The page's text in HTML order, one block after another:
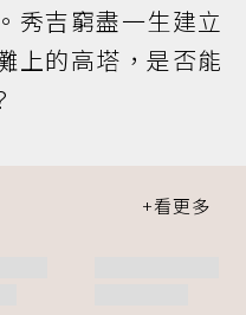
秀吉窮盡一生建立
上的高塔，是否能